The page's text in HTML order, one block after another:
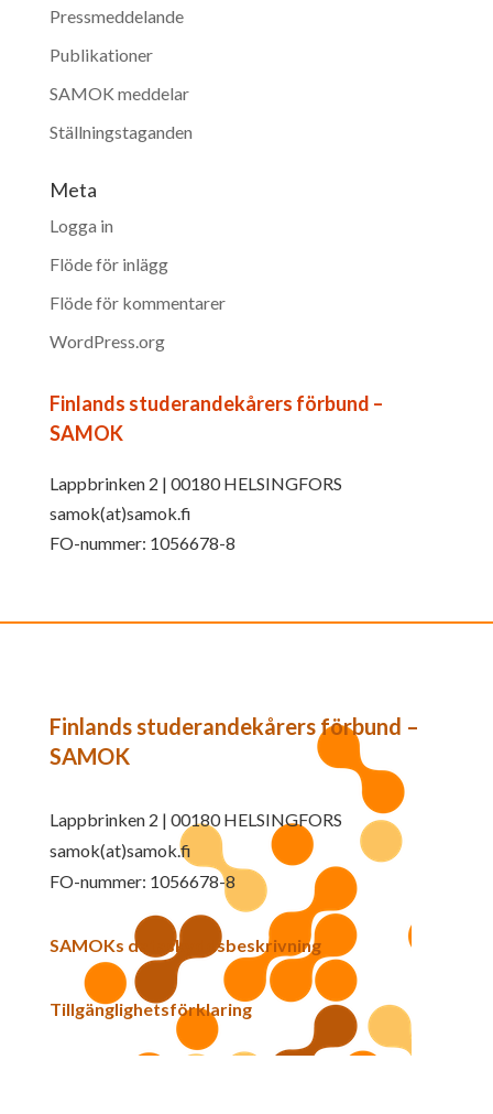
Pressmeddelande
Publikationer
SAMOK meddelar
Ställningstaganden
Meta
Logga in
Flöde för inlägg
Flöde för kommentarer
WordPress.org
Finlands studerandekårers förbund –
SAMOK
Lappbrinken 2 | 00180 HELSINGFORS
samok(at)samok.fi
FO-nummer: 1056678-8
Finlands studerandekårers förbund –
SAMOK
Lappbrinken 2 | 00180 HELSINGFORS
samok(at)samok.fi
FO-nummer: 1056678-8
SAMOKs dataskyddsbeskrivning
Tillgänglighetsförklaring